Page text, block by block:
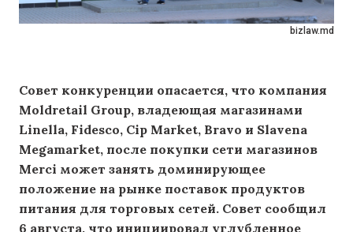
bizlaw.md
Совет конкуренции опасается, что компания
Moldretail Group, владеющая магазинами
Linella, Fidesco, Cip Market, Bravo и Slavena
Megamarket, после покупки сети магазинов
Merci может занять доминирующее
положение на рынке поставок продуктов
питания для торговых сетей. Совет сообщил
6 августа, что инициировал углубленное